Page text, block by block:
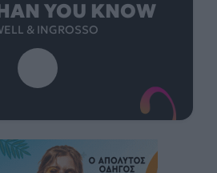
YOU KNOW
& INGROSSO